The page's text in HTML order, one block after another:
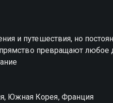
и путешествия, но
превращают любое
Южная Корея, Франция